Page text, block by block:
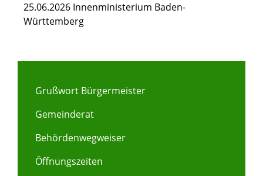
25.06.2026 Innenministerium Baden-
Württemberg
Grußwort Bürgermeister
Gemeinderat
Behördenwegweiser
Öffnungszeiten